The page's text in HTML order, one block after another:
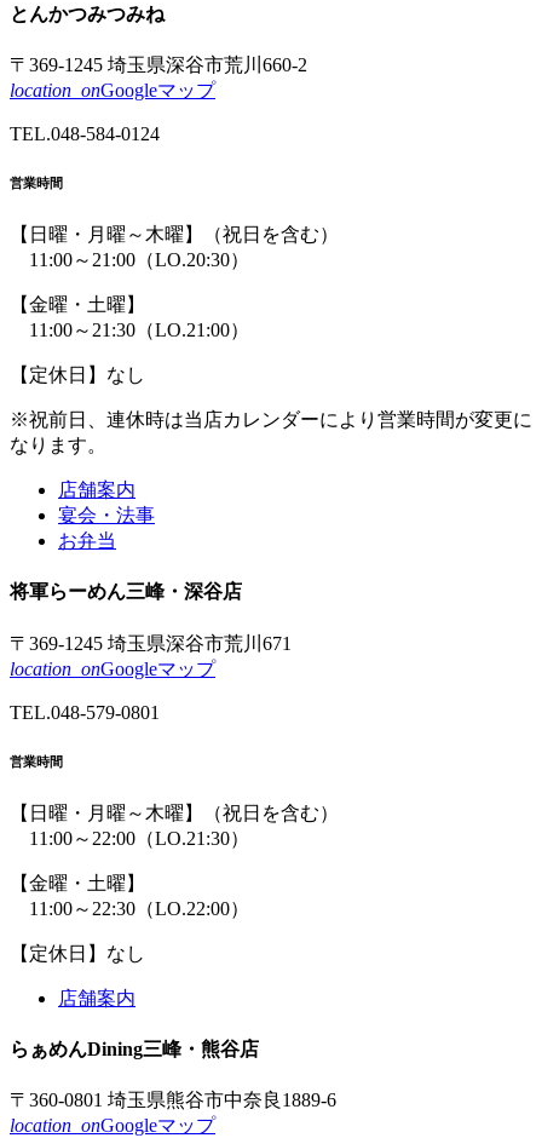
ツ
文
の
頭
戻
先
へ
戻
とんかつみつみね
〒369-1245 埼玉県深谷市荒川660-2
location_onGoogleマップ
TEL.048-584-0124
営業時間
【日曜・月曜～木曜】
（祝日を含む）
11:00～21:00 （LO.20:30）
【金曜・土曜】
11:00～21:30 （LO.21:00）
【定休日】なし
※祝前日、連休時は当店カレンダーにより 営業時間が変更に
なります。
店舗案内
宴会・法事
お弁当
将軍らーめん三峰・深谷店
〒369-1245 埼玉県深谷市荒川671
location_onGoogleマップ
TEL.048-579-0801
営業時間
【日曜・月曜～木曜】
（祝日を含む）
11:00～22:00 （LO.21:30）
【金曜・土曜】
11:00～22:30 （LO.22:00）
【定休日】なし
店舗案内
らぁめんDining三峰・熊谷店
〒360-0801 埼玉県熊谷市中奈良1889-6
location_onGoogleマップ